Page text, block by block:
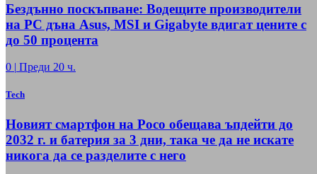
Бездънно поскъпване: Водещите производители
на РС дъна Asus, MSI и Gigabyte вдигат цените с
до 50 процента
0 | Преди 20 ч.
Tech
Новият смартфон на Poco обещава ъпдейти до
2032 г. и батерия за 3 дни, така че да не искате
никога да се разделите с него